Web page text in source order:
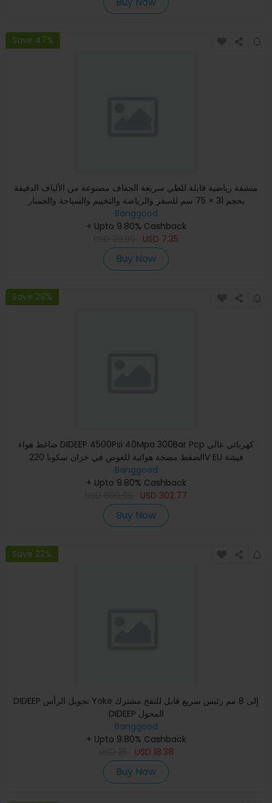
Save 47%
منشفة رياضية قابلة للطي سريعة الجفاف مصنوعة من الألياف الدقيقة
بحجم 31 × 75 سم للسفر والرياضة والتخييم والسباحة والجمناز
Banggood
+ Upto 9.80% Cashback
USD 7.35
Buy Now
Save 29%
ضاغط هواء DIDEEP 4500Psi 40Mpa 300Bar Pcp كهربائي عالي
الضغط مضخة هوائية للغوص في خزان سكوبا 220V EU فيشة
Banggood
+ Upto 9.80% Cashback
USD 302.77
Buy Now
Save 22%
DIDEEP تحويل الرأس Yoke إلى 8 مم رئيس سريع قابل للنفخ مشترك
DIDEEP المحول
Banggood
+ Upto 9.80% Cashback
USD 18.38
Buy Now